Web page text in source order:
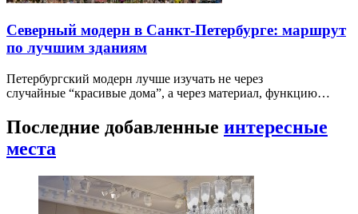
Северный модерн в Санкт-Петербурге: маршрут
по лучшим зданиям
Петербургский модерн лучше изучать не через
случайные “красивые дома”, а через материал, функцию…
Последние добавленные интересные
места